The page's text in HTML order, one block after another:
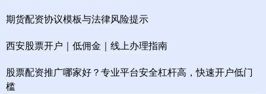
期货配资协议模板与法律风险提示
西安股票开户｜低佣金｜线上办理指南
股票配资推广哪家好？专业平台安全杠杆高，快速开户低门
槛